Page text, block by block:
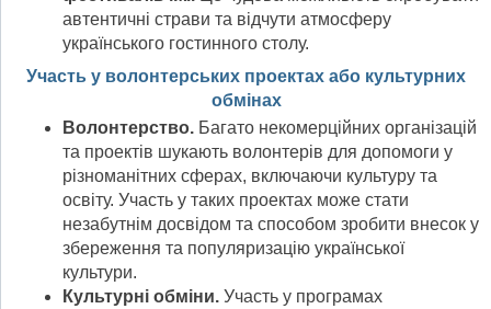
автентичні страви та відчути атмосферу
українського гостинного столу.
Участь у волонтерських проектах або культурних
обмінах
Волонтерство. Багато некомерційних організацій
та проектів шукають волонтерів для допомоги у
різноманітних сферах, включаючи культуру та
освіту. Участь у таких проектах може стати
незабутнім досвідом та способом зробити внесок у
збереження та популяризацію української
культури.
Культурні обміни. Участь у програмах